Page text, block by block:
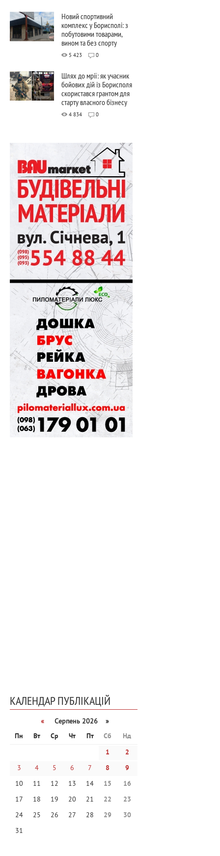
Новий спортивний
комплекс у Борисполі: з
побутовими товарами,
вином та без спорту
5 423 0
Шлях до мрії: як учасник
бойових дій із Борисполя
скористався грантом для
старту власного бізнесу
4 834 0
КАЛЕНДАР ПУБЛІКАЦІЙ
«
Серпень 2026 »
Пн
Вт Ср Чт Пт Сб
Нд
1
2
3
4 5 6 7 8
9
10
11 12 13 14 15
16
17
18 19 20 21 22
23
24
25 26 27 28 29
30
31